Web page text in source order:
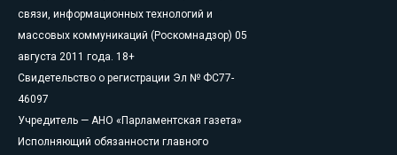
связи, информационных технологий и
массовых коммуникаций (Роскомнадзор) 05
августа 2011 года. 18+
Свидетельство о регистрации Эл № ФС77-
46097
Учредитель — АНО «Парламентская газета»
Исполняющий обязанности главного